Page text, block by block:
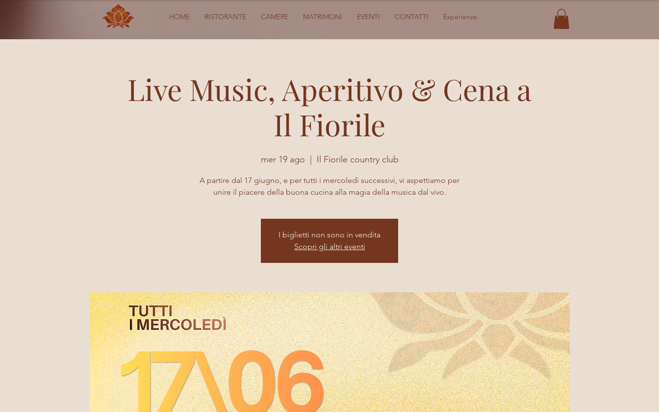
HOME RISTORANTE CAMERE MATRIMONI EVENTI CONTATTI Esperienze
Live Music, Aperitivo & Cena a
Il Fiorile
mer 19 ago
  |
Il Fiorile country club
A partire dal 17 giugno, e per tutti i mercoledì successivi, vi aspettiamo per
unire il piacere della buona cucina alla magia della musica dal vivo.
I biglietti non sono in vendita
Scopri gli altri eventi